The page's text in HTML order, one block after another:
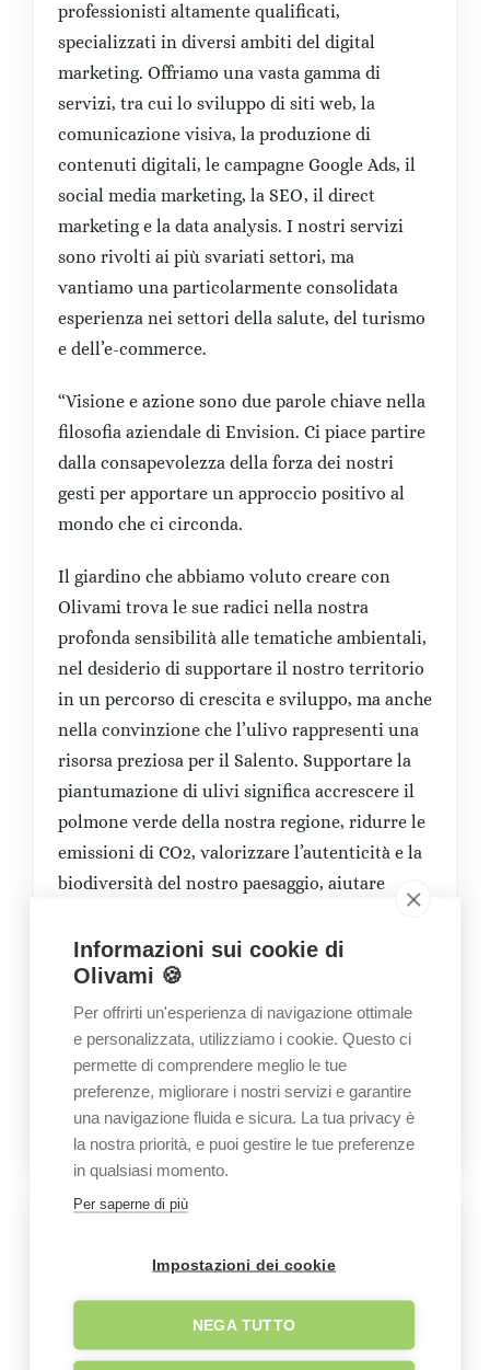
professionisti altamente qualificati,
specializzati in diversi ambiti del digital
marketing. Offriamo una vasta gamma di
servizi, tra cui lo sviluppo di siti web, la
comunicazione visiva, la produzione di
contenuti digitali, le campagne Google Ads, il
social media marketing, la SEO, il direct
marketing e la data analysis. I nostri servizi
sono rivolti ai più svariati settori, ma
vantiamo una particolarmente consolidata
esperienza nei settori della salute, del turismo
e dell’e-commerce.
“Visione e azione sono due parole chiave nella
filosofia aziendale di Envision. Ci piace partire
dalla consapevolezza della forza dei nostri
gesti per apportare un approccio positivo al
mondo che ci circonda.
Il giardino che abbiamo voluto creare con
Olivami trova le sue radici nella nostra
profonda sensibilità alle tematiche ambientali,
nel desiderio di supportare il nostro territorio
in un percorso di crescita e sviluppo, ma anche
nella convinzione che l’ulivo rappresenti una
risorsa preziosa per il Salento. Supportare la
piantumazione di ulivi significa accrescere il
polmone verde della nostra regione, ridurre le
emissioni di CO2, valorizzare l’autenticità e la
biodiversità del nostro paesaggio, aiutare
anche rinforzare un simbolo culturale e
identitario per tutta la Puglia.
Speriamo che questo nostro gesto rappresenti
anche un’opportunità per sensibilizzare la
comunità alle tematiche legate alla tutela del
nostro territorio.”
Sede su Google Maps
Informazioni sui cookie di
Olivami 🍪
Per offrirti un'esperienza di navigazione ottimale
e personalizzata, utilizziamo i cookie. Questo ci
permette di comprendere meglio le tue
preferenze, migliorare i nostri servizi e garantire
una navigazione fluida e sicura. La tua privacy è
la nostra priorità, e puoi gestire le tue preferenze
in qualsiasi momento.
Per saperne di più
Impostazioni dei cookie
NEGA TUTTO